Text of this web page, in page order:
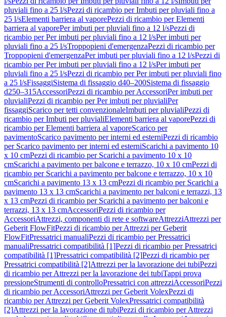
pluviali fino a 25 l/sPezzi di ricambio per Imbuti per pluviali fino a
25 l/sElementi barriera al vaporePezzi di ricambio per Elementi
barriera al vaporePer imbuti per pluviali fino a 12 l/sPezzi di
ricambio per Per imbuti per pluviali fino a 12 l/sPer imbuti per
pluviali fino a 25 l/sTroppopieni d'emergenzaPezzi di ricambio per
Troppopieni d'emergenzaPer imbuti per pluviali fino a 12 l/sPezzi di
ricambio per Per imbuti per pluviali fino a 12 l/sPer imbuti per
pluviali fino a 25 l/sPezzi di ricambio per Per imbuti per pluviali fino
a 25 l/sFissaggiSistema di fissaggio d40–200Sistema di fissaggio
d250–315AccessoriPezzi di ricambio per AccessoriPer imbuti per
pluvialiPezzi di ricambio per Per imbuti per pluvialiPer
fissaggiScarico per tetti convenzionaleImbuti per pluvialiPezzi di
ricambio per Imbuti per pluvialiElementi barriera al vaporePezzi di
ricambio per Elementi barriera al vaporeScarico per
pavimentoScarico pavimento per interni ed esterniPezzi di ricambio
per Scarico pavimento per interni ed esterniScarichi a pavimento 10
x 10 cmPezzi di ricambio per Scarichi a pavimento 10 x 10
cmScarichi a pavimento per balcone e terrazzo, 10 x 10 cmPezzi di
ricambio per Scarichi a pavimento per balcone e terrazzo, 10 x 10
cmScarichi a pavimento 13 x 13 cmPezzi di ricambio per Scarichi a
pavimento 13 x 13 cmScarichi a pavimento per balconi e terrazzi, 13
x 13 cmPezzi di ricambio per Scarichi a pavimento per balconi e
terrazzi, 13 x 13 cmAccessoriPezzi di ricambio per
AccessoriAttrezzi, componenti di rete e softwareAttrezziAttrezzi per
Geberit FlowFitPezzi di ricambio per Attrezzi per Geberit
FlowFitPressatrici manualiPezzi di ricambio per Pressatrici
manualiPressatrici compatibilità [1]Pezzi di ricambio per Pressatrici
compatibilità [1]Pressatrici compatibilità [2]Pezzi di ricambio per
Pressatrici compatibilità [2]Attrezzi per la lavorazione dei tubiPezzi
di ricambio per Attrezzi per la lavorazione dei tubiTappi prova
pressioneStrumenti di controlloPressatrici con attrezziAccessoriPezzi
di ricambio per AccessoriAttrezzi per Geberit VolexPezzi di
ricambio per Attrezzi per Geberit VolexPressatrici compatibilità
[2]Attrezzi per la lavorazione di tubiPezzi di ricambio per Attrezzi